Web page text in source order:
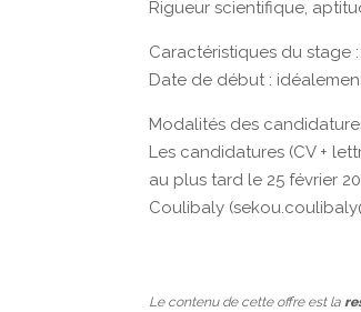
Rigueur scientifique,
Caractéristiques du stage :
Date de début :
Modalités des
Les candidatures (CV +
au plus tard le 25 février
Coulibaly
Le contenu de cette offre est la